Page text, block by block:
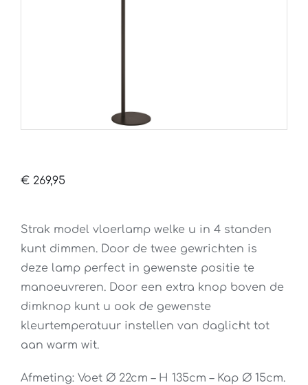
€ 269,95
Strak model vloerlamp welke u in 4 standen
kunt dimmen. Door de twee gewrichten is
deze lamp perfect in gewenste positie te
manoeuvreren. Door een extra knop boven de
dimknop kunt u ook de gewenste
kleurtemperatuur instellen van daglicht tot
aan warm wit.
Afmeting: Voet Ø 22cm – H 135cm – Kap Ø 15cm.